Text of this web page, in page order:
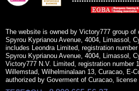
Mighty Trident
The website is owned by Victory777 group of
Spyrou Kyprianou Avenue, 4004, Limassol,
includes Leondra Limited, registration
Spyrou Kyprianou Avenue, 4004, Limassol,
Victory777 N.V. Limited, registration number
Willemstad, Wilhelminalaan 13, Curacao, E-
authorized by Goverment of Curacao,